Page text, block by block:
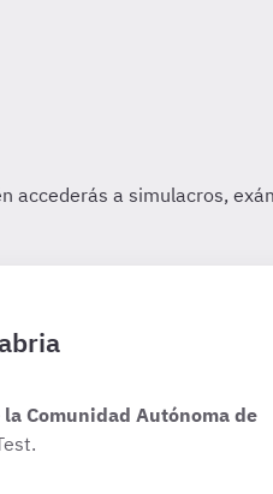
Comunidad Autónoma de